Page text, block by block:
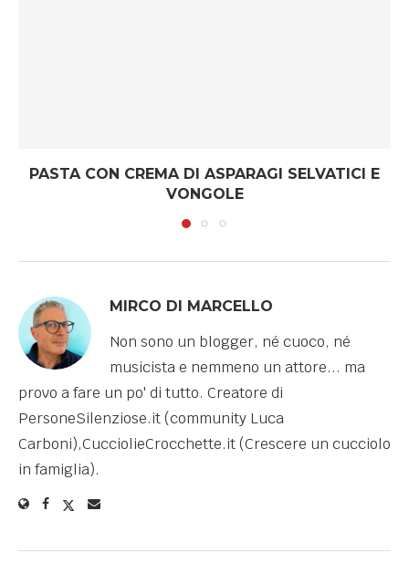
PASTA CON CREMA DI ASPARAGI SELVATICI E
VONGOLE
MIRCO DI MARCELLO
Non sono un blogger, né cuoco, né
musicista e nemmeno un attore... ma
provo a fare un po' di tutto. Creatore di
PersoneSilenziose.it (community Luca
Carboni),CucciolieCrocchette.it (Crescere un cucciolo
in famiglia).